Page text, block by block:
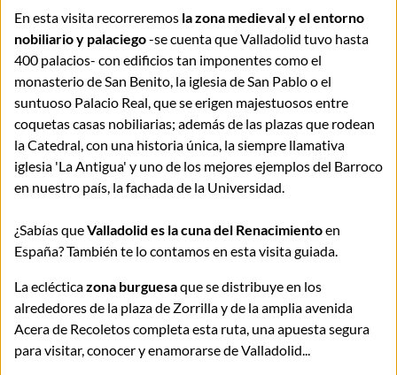
En esta visita recorreremos la zona medieval y el entorno
nobiliario y palaciego-se cuenta que Valladolid tuvo hasta
400 palacios- con edificios tan imponentes como el
monasterio de San Benito, la iglesia de San Pablo o el
suntuoso Palacio Real, que se erigen majestuosos entre
coquetas casas nobiliarias; además de las plazas que rodean
la Catedral, con una historia única, la siempre llamativa
iglesia 'La Antigua' y uno de los mejores ejemplos del Barroco
en nuestro país, la fachada de la Universidad.
¿Sabías queValladolid es la cuna del Renacimientoen
España? También te lo contamos en esta visita guiada.
La eclécticazona burguesaque se distribuye en los
alrededores de la plaza de Zorrilla y de la amplia avenida
Acera de Recoletos completa esta ruta, una apuesta segura
para visitar, conocer y enamorarse de Valladolid...